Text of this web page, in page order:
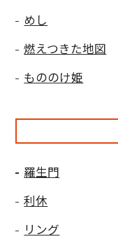
めし
燃えつきた地図
もののけ姫
羅生門
利休
リング